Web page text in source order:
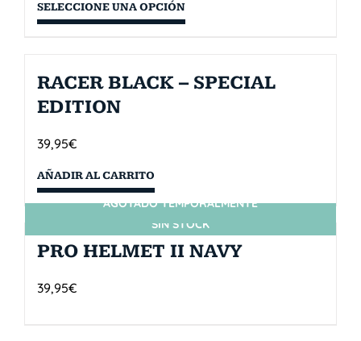
SELECCIONE UNA OPCIÓN
RACER BLACK – SPECIAL
EDITION
39,95€
AÑADIR AL CARRITO
SIN STOCK
AGOTADO TEMPORALMENTE
PRO HELMET II NAVY
39,95€